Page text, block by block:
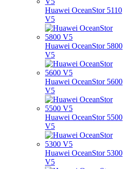
Huawei OceanStor 5110
V5
Huawei OceanStor 5800
V5
Huawei OceanStor 5600
V5
Huawei OceanStor 5500
V5
Huawei OceanStor 5300
V5